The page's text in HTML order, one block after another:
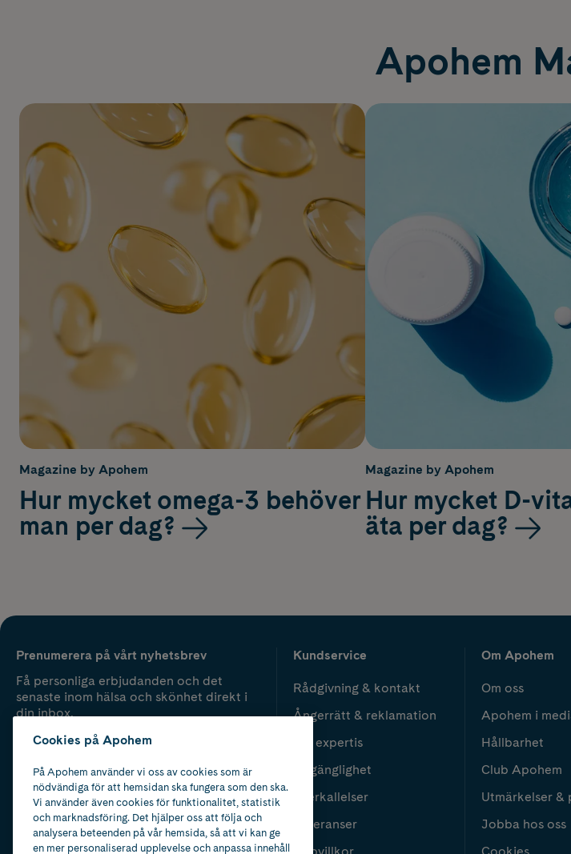
Apohem
Magazine by Apohem
Hur mycket omega-3 behöver
man per dag?
Magazine by Apohem
Hur mycket D-
äta per dag?
Prenumerera på vårt nyhetsbrev
Få personliga erbjudanden och det
senaste inom hälsa och skönhet direkt i
din inbox.
Kundservice
Rådgivning & kontakt
Ångerrätt & reklamation
Vår expertis
Tillgänglighet
Återkallelser
Leveranser
Köpvillkor
Om Apohem
Om oss
Apohem i
Hållbarhet
Club Apohem
Utmärkelser &
Jobba hos oss
Cookies
Cookies på Apohem
På Apohem använder vi oss av cookies som är
nödvändiga för att hemsidan ska fungera som den ska.
Vi använder även cookies för funktionalitet, statistik
och marknadsföring. Det hjälper oss att följa och
analysera beteenden på vår hemsida, så att vi kan ge
en mer personaliserad upplevelse och anpassa innehåll